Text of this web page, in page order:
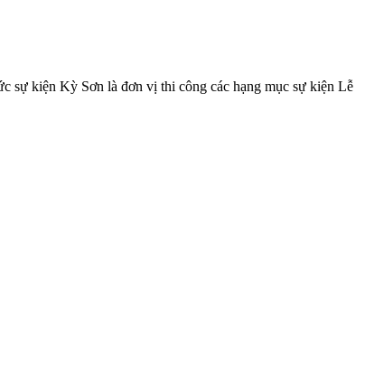
sự kiện Kỳ Sơn là đơn vị thi công các hạng mục sự kiện Lễ